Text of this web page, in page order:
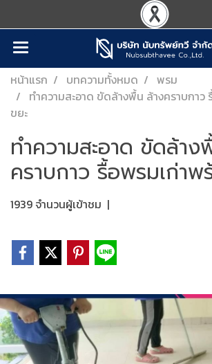
หน้าแรก บทความทั้งหมด
พรม
ทำความสะอาด ขัดล้างพื้น ล้างคราบกาว
ขยะ
ทำความสะอาด ขัดล้า
คราบกาว รื้อพรมเก่าพ
1939 จำนวนผู้เข้าชม |